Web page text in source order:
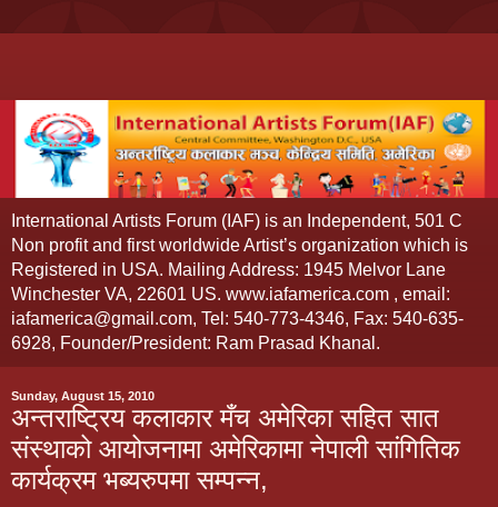
International Artists Forum (IAF) is an Independent, 501 C
Non profit and first worldwide Artist’s organization which is
Registered in USA. Mailing Address: 1945 Melvor Lane
Winchester VA, 22601 US. www.iafamerica.com , email:
iafamerica@gmail.com, Tel: 540-773-4346, Fax: 540-635-
6928, Founder/President: Ram Prasad Khanal.
Sunday, August 15, 2010
अन्तराष्ट्रिय कलाकार मँच अमेरिका सहित सात
संस्थाको आयोजनामा अमेरिकामा नेपाली सांगितिक
कार्यक्रम भब्यरुपमा सम्पन्न,